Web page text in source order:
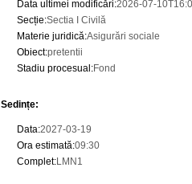
Data ultimei modificări:2026-07-
Secție:Sectia I Civilă
Materie juridică:Asigurări sociale
Obiect:pretentii
Stadiu procesual :Fond
Sedințe:
Data:2027-03-19
Ora estimată:09:30
Complet:LMN1